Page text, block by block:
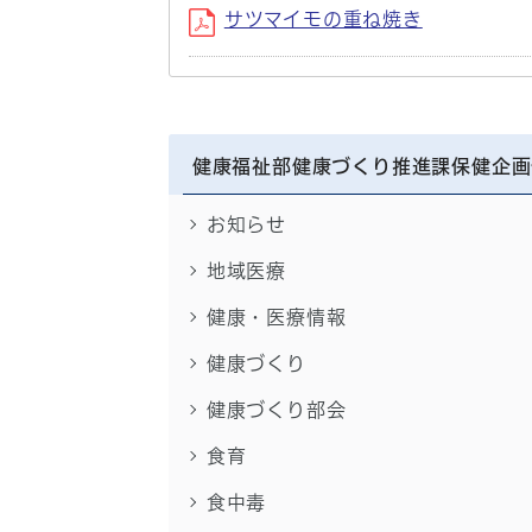
サツマイモの重ね焼き
健康福祉部健康づくり推進課保健企
お知らせ
地域医療
健康・医療情報
健康づくり
健康づくり部会
食育
食中毒